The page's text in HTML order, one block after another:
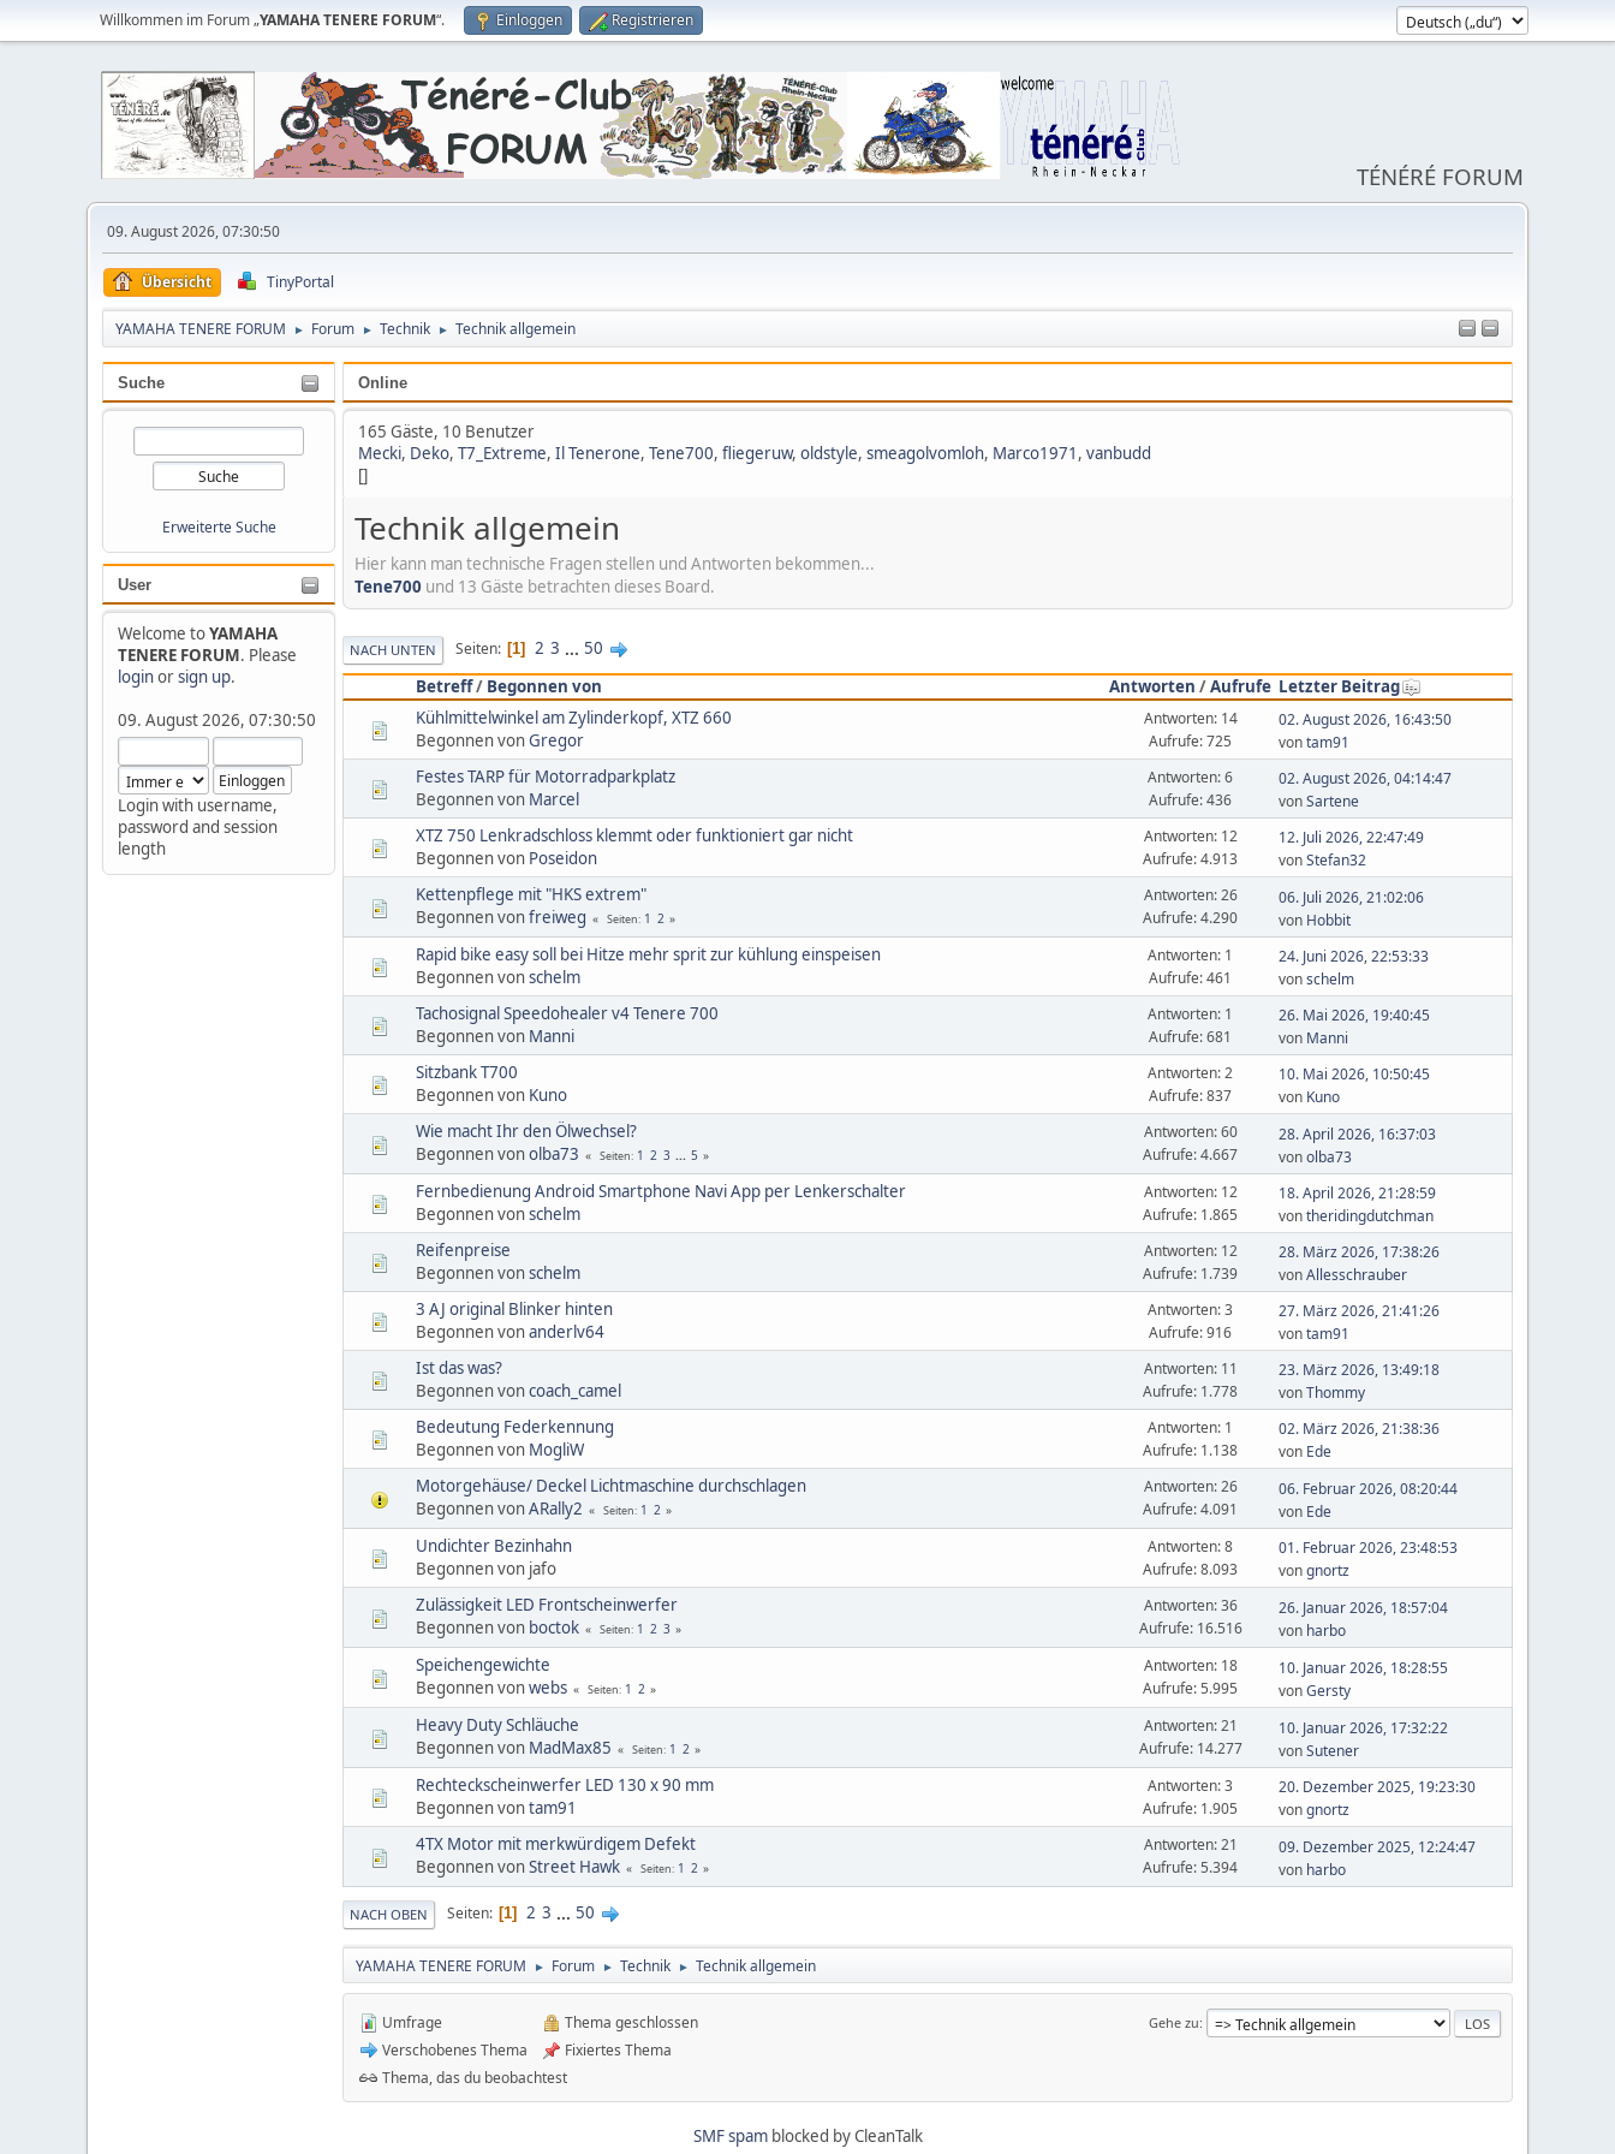
Willkommen im Forum „YAMAHA TENERE FORUM“. Einloggen Registrieren
TÉNÉRÉ FORUM
09. August 2026, 07:30:50
Übersicht TinyPortal
YAMAHA TENERE FORUM ► Forum ► Technik ► Technik allgemein
Suche
Erweiterte Suche
User
Welcome toYAMAHA
TENERE FORUM. Please
loginorsign up.
09. August 2026, 07:30:50
Login with username,
password and session
length
Online
165 Gäste, 10 Benutzer
Mecki, Deko, T7_Extreme, Il Tenerone, Tene700, fliegeruw, oldstyle, smeagolvomloh, Marco1971 , vanbudd
[]
Technik allgemein
Hier kann man technische Fragen stellen und Antworten bekommen...
Tene700 und 13 Gäste betrachten dieses Board.
NACH UNTEN Seiten 1 2 3 ... 50
Betreff/ Begonnen von Antworten /Aufrufe Letzter Beitrag
Kühlmittelwinkel am Zylinderkopf, XTZ 660
Begonnen vonGregor
Antworten: 14
Aufrufe: 725
02. August 2026, 16:43:50
vontam91
Festes TARP für Motorradparkplatz
Begonnen von Marcel
Antworten: 6
Aufrufe: 436
02. August 2026, 04:14:47
vonSartene
XTZ 750 Lenkradschloss klemmt oder funktioniert gar nicht
Begonnen von Poseidon
Antworten: 12
Aufrufe: 4.913
12. Juli 2026, 22:47:49
vonStefan32
Kettenpflege mit "HKS extrem"
Begonnen vonfreiweg Seiten 1 2
Antworten: 26
Aufrufe: 4.290
06. Juli 2026, 21:02:06
von Hobbit
Rapid bike easy soll bei Hitze mehr sprit zur kühlung einspeisen
Begonnen vonschelm
Antworten: 1
Aufrufe: 461
24. Juni 2026, 22:53:33
vonschelm
Tachosignal Speedohealer v4 Tenere 700
Begonnen von Manni
Antworten: 1
Aufrufe: 681
26. Mai 2026, 19:40:45
von Manni
Sitzbank T700
Begonnen von Kuno
Antworten: 2
Aufrufe: 837
10. Mai 2026, 10:50:45
von Kuno
Wie macht Ihr den Ölwechsel?
Begonnen vonolba73 Seiten 1 2 3 ... 5
Antworten: 60
Aufrufe: 4.667
28. April 2026, 16:37:03
vonolba73
Fernbedienung Android Smartphone Navi App per Lenkerschalter
Begonnen vonschelm
Antworten: 12
Aufrufe: 1.865
18. April 2026, 21:28:59
vontheridingdutchman
Reifenpreise
Begonnen vonschelm
Antworten: 12
Aufrufe: 1.739
28. März 2026, 17:38:26
vonAllesschrauber
3 AJ original Blinker hinten
Begonnen vonanderlv64
Antworten: 3
Aufrufe: 916
27. März 2026, 21:41:26
vontam91
Ist das was?
Begonnen voncoach_camel
Antworten: 11
Aufrufe: 1.778
23. März 2026, 13:49:18
vonThommy
Bedeutung Federkennung
Begonnen von MogliW
Antworten: 1
Aufrufe: 1.138
02. März 2026, 21:38:36
von Ede
Motorgehäuse/ Deckel Lichtmaschine durchschlagen
Begonnen vonARally2 Seiten 1 2
Antworten: 26
Aufrufe: 4.091
06. Februar 2026, 08:20:44
von Ede
Undichter Bezinhahn
Begonnen von jafo
Antworten: 8
Aufrufe: 8.093
01. Februar 2026, 23:48:53
vongnortz
Zulässigkeit LED Frontscheinwerfer
Begonnen von boctok Seiten 1 2 3
Antworten: 36
Aufrufe: 16.516
26. Januar 2026, 18:57:04
von harbo
Speichengewichte
Begonnen vonwebs Seiten 1 2
Antworten: 18
Aufrufe: 5.995
10. Januar 2026, 18:28:55
vonGersty
Heavy Duty Schläuche
Begonnen von MadMax85 Seiten 1 2
Antworten: 21
Aufrufe: 14.277
10. Januar 2026, 17:32:22
vonSutener
Rechteckscheinwerfer LED 130 x 90 mm
Begonnen vontam91
Antworten: 3
Aufrufe: 1.905
20. Dezember 2025, 19:23:30
vongnortz
4TX Motor mit merkwürdigem Defekt
Begonnen vonStreet Hawk Seiten 1 2
Antworten: 21
Aufrufe: 5.394
09. Dezember 2025, 12:24:47
von harbo
NACH OBEN Seiten 1 2 3 ... 50
YAMAHA TENERE FORUM ► Forum ► Technik ► Technik allgemein
Gehe zu
Umfrage
Verschobenes Thema
Thema geschlossen
Fixiertes Thema
Thema, das du beobachtest
SMF spamblocked by CleanTalk